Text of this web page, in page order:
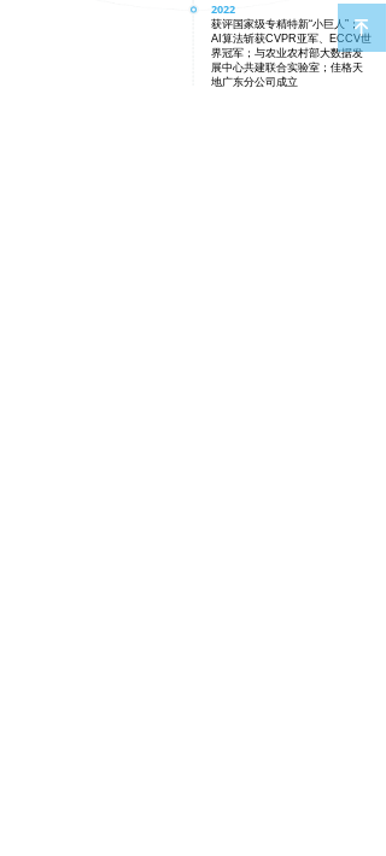
2022
获评国家级专精特新“小巨人”；
AI算法斩获CVPR亚军、ECCV世
界冠军；与农业农村部大数据发
展中心共建联合实验室；佳格天
地广东分公司成立
녠